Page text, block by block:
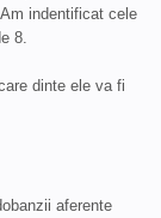
indentificat cele
8.
dinte ele va fi
aferente